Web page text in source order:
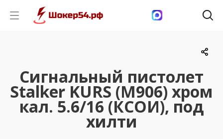
Сигнальный пистолет
Stalker KURS (М906) хром
кал. 5.6/16 (КСОИ), под
хилти